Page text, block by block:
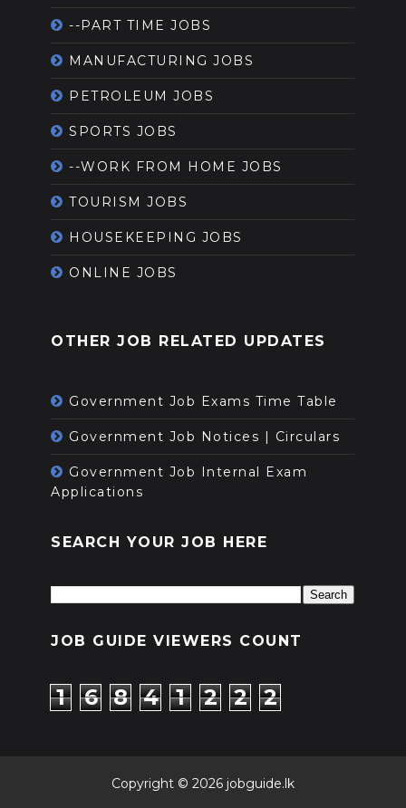
--PART TIME JOBS
MANUFACTURING JOBS
PETROLEUM JOBS
SPORTS JOBS
--WORK FROM HOME JOBS
TOURISM JOBS
HOUSEKEEPING JOBS
ONLINE JOBS
OTHER JOB RELATED UPDATES
Government Job Exams Time Table
Government Job Notices | Circulars
Government Job Internal Exam
Applications
SEARCH YOUR JOB HERE
JOB GUIDE VIEWERS COUNT
1 6 8 4 1 2 2 2
Copyright © 2026 jobguide.lk